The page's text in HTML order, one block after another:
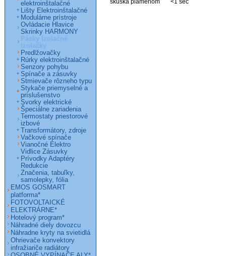
skúška plameňom 	<1 sec
elektroinštalačné
Lišty Elektroinštalačné
Modulárne prístroje
Ovládacie Hlavice
Skrinky HARMONY
Pásky Izolačné
Izolačky
Predlžovačky
Rúrky elektroinštalačné
Senzory pohybu
Spínače a zásuvky
Stmievače rôzneho typu
Stykače priemyselné a
príslušenstvo
Svorky elektrické
Špeciálne zariadenia
Termostaty priestorové
izbové
Transformátory, zdroje
Vačkové spínače
Vianočné Elektro
Vidlice Zásuvky
Prívodky Adaptéry
Redukcie
Značenia, tabuľky,
samolepky, fólia
EMOS GOSMART
platforma*
FOTOVOLTAICKÉ
ELEKTRÁRNE*
Hotelový program*
Náhradné diely dovozcu
Náhradne kryty na svietidlá
Ohrievače konvektory
infražiariče radiátory